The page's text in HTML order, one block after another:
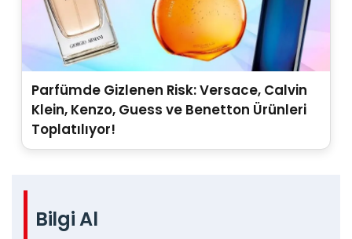
Parfümde Gizlenen Risk: Versace, Calvin
Klein, Kenzo, Guess ve Benetton Ürünleri
Toplatılıyor!
Bilgi Al